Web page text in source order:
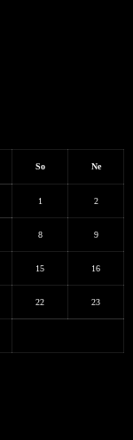
So Ne
1 2
8 9
15 16
22 23